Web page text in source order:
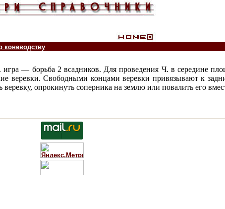
коневодству
игра — борьба 2 всадников. Для проведения Ч. в середине
веревки. Свободными концами веревки привязывают к
опрокинуть соперника на землю или повалить его